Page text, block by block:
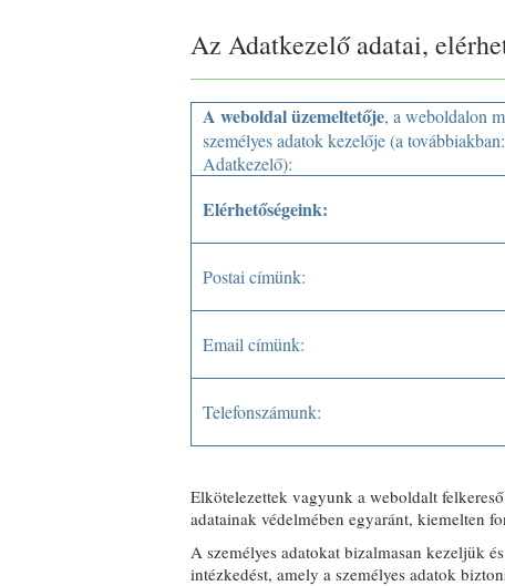
Az Adatkezelő adatai,
A weboldal üzemeltetője, a weboldalon
személyes adatok kezelője (a továbbiakban:
Adatkezelő):
Elérhetőségeink:
Postai címünk:
Email címünk:
Telefonszámunk:
Elkötelezettek vagyunk a weboldalt
adatainak védelmében egyaránt, kiemelten
A személyes adatokat bizalmasan kezeljük
intézkedést, amely a személyes adatok